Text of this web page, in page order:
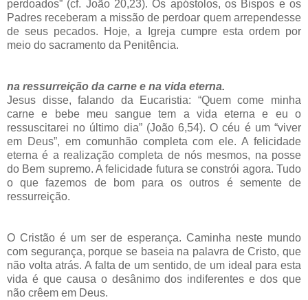
perdoados” (cf. João 20,23). Os apóstolos, os Bispos e os
Padres receberam a missão de perdoar quem arrependesse
de seus pecados. Hoje, a Igreja cumpre esta ordem por
meio do sacramento da Penitência.
na ressurreição da carne e na vida eterna.
Jesus disse, falando da Eucaristia: “Quem come minha
carne e bebe meu sangue tem a vida eterna e eu o
ressuscitarei no último dia” (João 6,54). O céu é um “viver
em Deus”, em comunhão completa com ele. A felicidade
eterna é a realização completa de nós mesmos, na posse
do Bem supremo. A felicidade futura se constrói agora. Tudo
o que fazemos de bom para os outros é semente de
ressurreição.
O Cristão é um ser de esperança. Caminha neste mundo
com segurança, porque se baseia na palavra de Cristo, que
não volta atrás. A falta de um sentido, de um ideal para esta
vida é que causa o desânimo dos indiferentes e dos que
não crêem em Deus.